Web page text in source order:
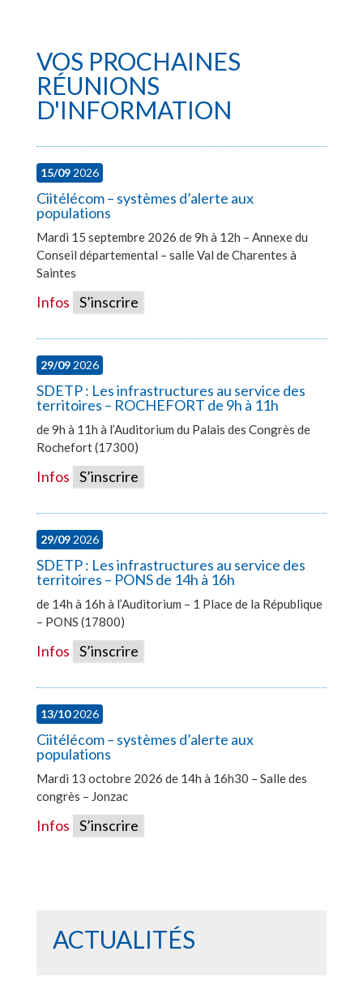
VOS PROCHAINES
RÉUNIONS
D'INFORMATION
15/092026
Ciitélécom – systèmes d’alerte aux
populations
Mardi 15 septembre 2026 de 9h à 12h – Annexe du
Conseil départemental – salle Val de Charentes à
Saintes
Infos S’inscrire
29/092026
SDETP : Les infrastructures au service des
territoires – ROCHEFORT de 9h à 11h
de 9h à 11h à l’Auditorium du Palais des Congrès de
Rochefort (17300)
Infos S’inscrire
29/092026
SDETP : Les infrastructures au service des
territoires – PONS de 14h à 16h
de 14h à 16h à l’Auditorium – 1 Place de la République
– PONS (17800)
Infos S’inscrire
13/102026
Ciitélécom – systèmes d’alerte aux
populations
Mardi 13 octobre 2026 de 14h à 16h30 – Salle des
congrès – Jonzac
Infos S’inscrire
ACTUALITÉS